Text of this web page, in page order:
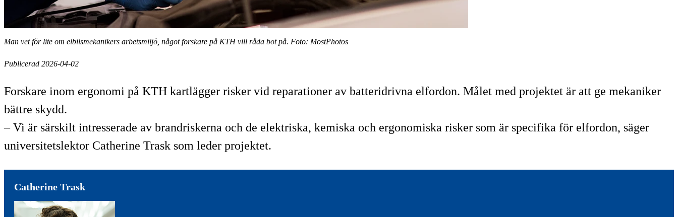
Man vet för lite om elbilsmekanikers arbetsmiljö, något forskare på KTH vill råda bot på. Foto: MostPhotos
Publicerad 2026-04-02
Forskare inom ergonomi på KTH kartlägger risker vid reparationer av batteridrivna elfordon. Målet med projektet är att ge mekaniker
bättre skydd.
– Vi är särskilt intresserade av brandriskerna och de elektriska, kemiska och ergonomiska risker som är specifika för elfordon, säger
universitetslektor Catherine Trask som leder projektet.
Catherine Trask